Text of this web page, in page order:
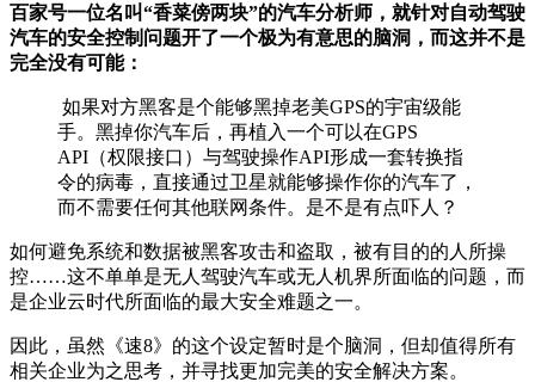
百家号一位名叫“香菜傍两块”的汽车分析师，就针对自动驾驶
汽车的安全控制问题开了一个极为有意思的脑洞，而这并不是
完全没有可能：
如果对方黑客是个能够黑掉老美GPS的宇宙级能
手。黑掉你汽车后，再植入一个可以在GPS
API（权限接口）与驾驶操作API形成一套转换指
令的病毒，直接通过卫星就能够操作你的汽车了，
而不需要任何其他联网条件。是不是有点吓人？
如何避免系统和数据被黑客攻击和盗取，被有目的的人所操
控……这不单单是无人驾驶汽车或无人机界所面临的问题，而
是企业云时代所面临的最大安全难题之一。
因此，虽然《速8》的这个设定暂时是个脑洞，但却值得所有
相关企业为之思考，并寻找更加完美的安全解决方案。